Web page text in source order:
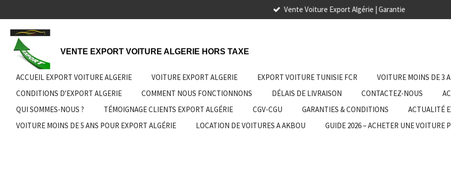
au
contenu
principal
Vente Voiture Export Algérie | Garantie
VENTE EXPORT VOITURE ALGERIE HORS TAXE
ACCUEIL EXPORT VOITURE ALGERIE VOITURE EXPORT ALGERIE EXPORT VOITURE TUNISIE FCR VOITURE MOINS DE 3
CONDITIONS D'EXPORT ALGERIE
COMMENT NOUS FONCTIONNONS DÉLAIS DE LIVRAISON CONTACTEZ-NOUS
QUI SOMMES-NOUS ?
TÉMOIGNAGE CLIENTS EXPORT ALGÉRIE CGV-CGU GARANTIES & CONDITIONS
ACTUALITÉ
VOITURE MOINS DE 5 ANS POUR EXPORT ALGÉRIE
LOCATION DE VOITURES A AKBOU
GUIDE 2026 – ACHETER UNE VOITURE